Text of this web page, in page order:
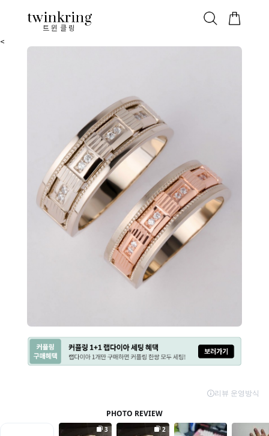
트윈클링
ALL 베스트 안쪽막음 웨딩/다이아 가드링/반지
<